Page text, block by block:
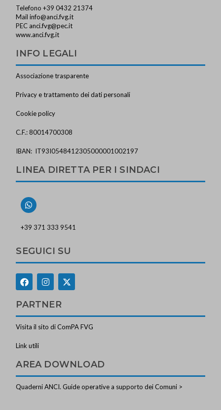
Telefono +39 0432 21374
Mailinfo@anci.fvg.it
PEC anci.fvg@pec.it
www.anci.fvg.it
INFO LEGALI
Associazione trasparente
Privacy e trattamento dei dati personali
Cookie policy
C.F.: 80014700308
IBAN: IT93I0548412305000001002197
LINEA DIRETTA PER I SINDACI
+39 371 333 9541
SEGUICI SU
PARTNER
Visita il sito di ComPA FVG
Link utili
AREA DOWNLOAD
Quaderni ANCI. Guide operative a supporto dei Comuni >